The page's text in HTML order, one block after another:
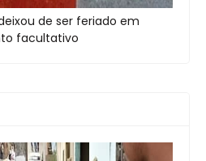
de ser feriado em
facultativo